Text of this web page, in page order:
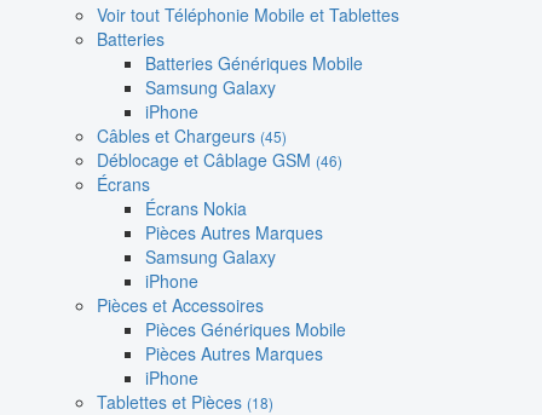
Voir tout Téléphonie Mobile et Tablettes
Batteries
Batteries Génériques Mobile
Samsung Galaxy
iPhone
Câbles et Chargeurs (45)
Déblocage et Câblage GSM (46)
Écrans
Écrans Nokia
Pièces Autres Marques
Samsung Galaxy
iPhone
Pièces et Accessoires
Pièces Génériques Mobile
Pièces Autres Marques
iPhone
Tablettes et Pièces (18)